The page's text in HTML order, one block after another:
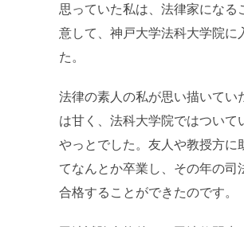
思っていた私は、法律家になる
意して、神戸大学法科大学院に
た。
法律の素人の私が思い描いてい
は甘く、法科大学院ではついて
やっとでした。友人や教授方に
てなんとか卒業し、その年の司
合格することができたのです。